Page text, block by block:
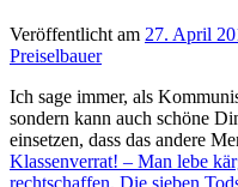
Veröffentlicht am 27. April
Preiselbauer
Ich sage immer, als
sondern kann auch schöne
einsetzen, dass das andere
Klassenverrat! – Man lebe
rechtschaffen. Die sieben